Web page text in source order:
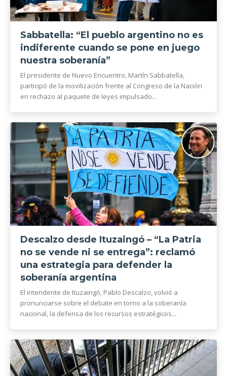
Sabbatella: “El pueblo argentino no es
indiferente cuando se pone en juego
nuestra soberanía”
El presidente de Nuevo Encuentro, Martín Sabbatella,
participó de la movilización frente al Congreso de la Nación
en rechazo al paquete de leyes impulsado...
Descalzo desde Ituzaingó – “La Patria
no se vende ni se entrega”: reclamó
una estrategia para defender la
soberanía argentina
El intendente de Ituzaingó, Pablo Descalzo, volvió a
pronunciarse sobre el debate en torno a la soberanía
nacional, la defensa de los recursos estratégicos...